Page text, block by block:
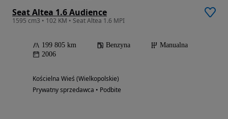
Seat Altea 1.6 Audience
1595 cm3 • 102 KM • Seat Altea 1.6 MPI
199 805 km Benzyna
Manualna
2006
Kościelna Wieś (Wielkopolskie)
Prywatny sprzedawca • Podbite